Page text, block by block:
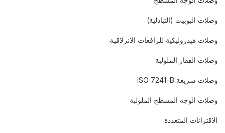
وصلات البوبيت (التبادلية)
وصلات هيدروليكية للرافعات الانزلاقية
وصلات القفاز الملولبة
وصلات سريعة ISO 7241-B
وصلات الوجه المسطح الملولبة
الاقترانات المتعددة